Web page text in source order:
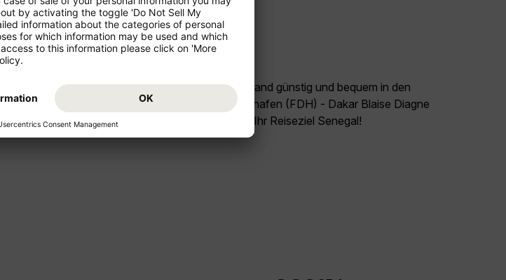
Starten Sie von Ihrem Abflugsland Deutschland günstig und bequem in den
Urlaub. Buchen Sie jetzt den Flug Friedrichshafen (FDH) - Dakar Blaise Diagne
International (DSS) und freuen Sie sich auf Ihr Reiseziel Senegal!